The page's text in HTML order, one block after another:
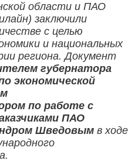
области и ПАО
заключили
с целью
и национальных
региона. Документ
губернатора
экономической
по работе с
ПАО
Шведовым в ходе